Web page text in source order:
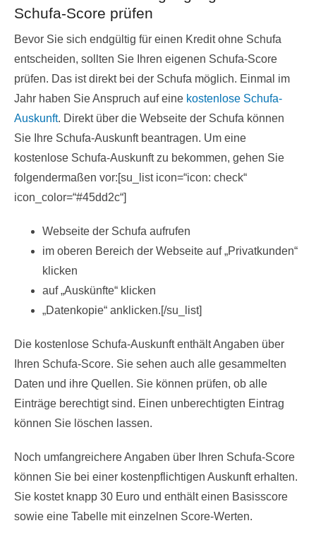
Schufa-Score prüfen
Bevor Sie sich endgültig für einen Kredit ohne Schufa
entscheiden, sollten Sie Ihren eigenen Schufa-Score
prüfen. Das ist direkt bei der Schufa möglich. Einmal im
Jahr haben Sie Anspruch auf eine kostenlose Schufa-
Auskunft. Direkt über die Webseite der Schufa können
Sie Ihre Schufa-Auskunft beantragen. Um eine
kostenlose Schufa-Auskunft zu bekommen, gehen Sie
folgendermaßen vor:[su_list icon=“icon: check“
icon_color=“#45dd2c“]
Webseite der Schufa aufrufen
im oberen Bereich der Webseite auf „Privatkunden“
klicken
auf „Auskünfte“ klicken
„Datenkopie“ anklicken.[/su_list]
Die kostenlose Schufa-Auskunft enthält Angaben über
Ihren Schufa-Score. Sie sehen auch alle gesammelten
Daten und ihre Quellen. Sie können prüfen, ob alle
Einträge berechtigt sind. Einen unberechtigten Eintrag
können Sie löschen lassen.
Noch umfangreichere Angaben über Ihren Schufa-Score
können Sie bei einer kostenpflichtigen Auskunft erhalten.
Sie kostet knapp 30 Euro und enthält einen Basisscore
sowie eine Tabelle mit einzelnen Score-Werten.